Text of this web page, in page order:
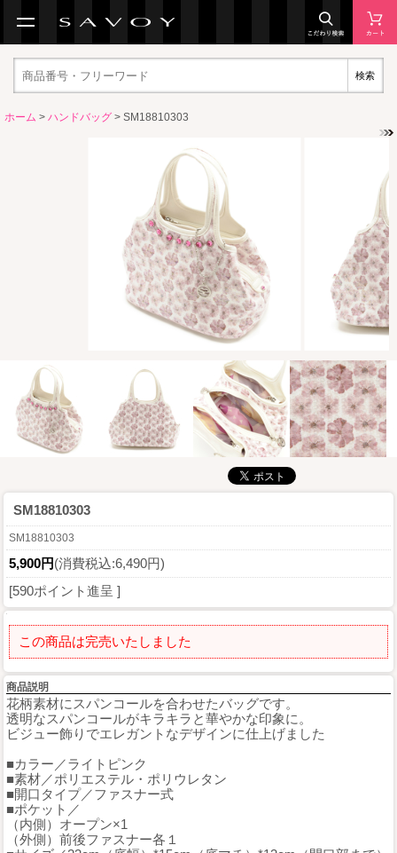
検索
ホーム > ハンドバッグ > SM18810303
SM18810303
SM18810303
5,900円(消費税込:6,490円)
[590ポイント進呈 ]
この商品は完売いたしました
商品説明
花柄素材にスパンコールを合わせたバッグです。
透明なスパンコールがキラキラと華やかな印象に。
ビジュー飾りでエレガントなデザインに仕上げました
■カラー／ライトピンク
■素材／ポリエステル・ポリウレタン
■開口タイプ／ファスナー式
■ポケット／
（内側）オープン×1
（外側）前後ファスナー各１